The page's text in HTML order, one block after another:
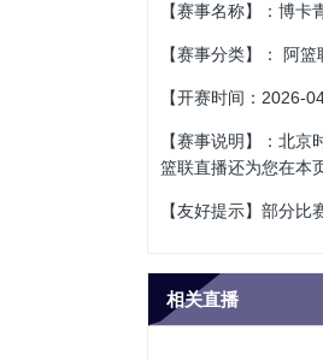
【赛事名称】：博卡
【赛事分类】： 阿篮
【开赛时间：2026-
【赛事说明】：北
篮联直播还为您在本
【友好提示】部分
相关直播